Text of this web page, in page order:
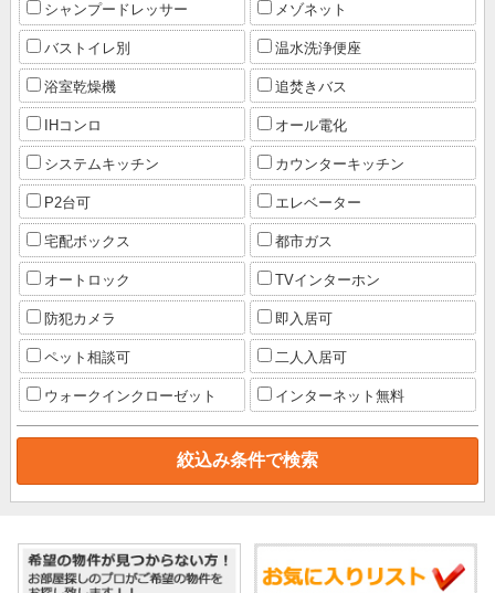
シャンプードレッサー メゾネット
バストイレ別 温水洗浄便座
浴室乾燥機 追焚きバス
IHコンロ オール電化
システムキッチン カウンターキッチン
P2台可 エレベーター
宅配ボックス 都市ガス
オートロック TVインターホン
防犯カメラ 即入居可
ペット相談可 二人入居可
ウォークインクローゼット インターネット無料